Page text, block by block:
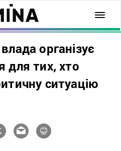
організує
для тих, хто
ситуацію